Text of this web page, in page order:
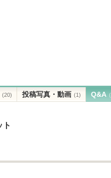
(20) 投稿写真・動画 (1) Q&A
ト